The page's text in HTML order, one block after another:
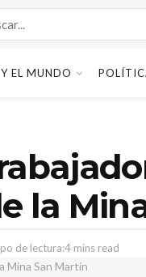
EL MUNDO
la
de lectura:4 mins read